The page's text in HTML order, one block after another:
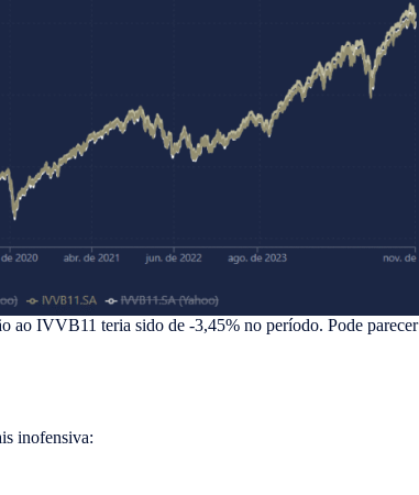
ao IVVB11 teria sido de -3,45% no período. Pode parecer
inofensiva: